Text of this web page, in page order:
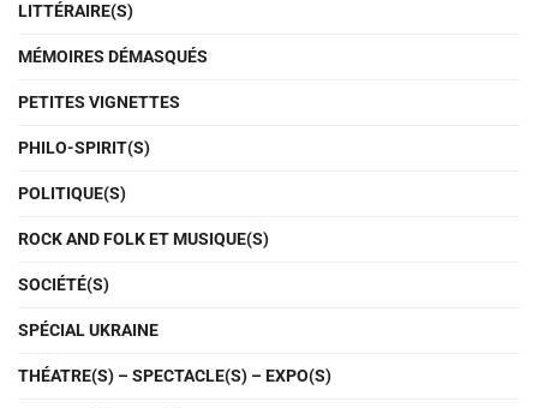
LITTÉRAIRE(S)
MÉMOIRES DÉMASQUÉS
PETITES VIGNETTES
PHILO-SPIRIT(S)
POLITIQUE(S)
ROCK AND FOLK ET MUSIQUE(S)
SOCIÉTÉ(S)
SPÉCIAL UKRAINE
THÉATRE(S) – SPECTACLE(S) – EXPO(S)